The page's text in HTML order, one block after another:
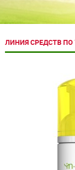
ЛИНИЯ СРЕДСТВ ПО